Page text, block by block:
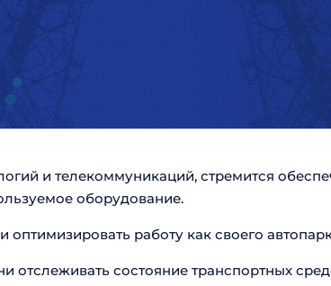
и телекоммуникаций, стремится
оборудование.
работу как своего
состояние транспортных